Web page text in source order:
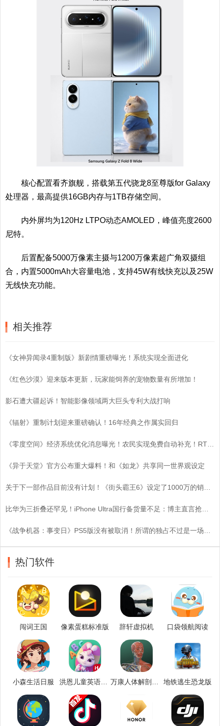
核心配置看齐旗舰，搭载第五代骁龙8至尊版for Galaxy
处理器，最高提供16GB内存与1TB存储空间。
内外屏均为120Hz LTPO动态AMOLED，峰值亮度2600
尼特。
后置配备5000万像素主摄与1200万像素超广角双摄组
合，内置5000mAh大容量电池，支持45W有线快充以及25W
无线快充功能。
相关推荐
《女神异闻录4重制版》新剧情重磅曝光！系统实现全面进化
《红色沙漠》迎来版本更新，玩家能饲养的宠物数量有所增加！
影石遭大疆起诉！智能影像领域两大巨头专利大战打响
《辐射》重制计划迎来重磅确认！16年经典之作属实回归
《异于天堂》官方公布重大爆料！和《如龙》共享同一世界观设定
热门软件
闯词王国 像素蛋糕标准版 辞轩虚拟机 口袋领航阅读
小森生活日服 洪恩儿童英语安卓版 地铁逃生恐龙版